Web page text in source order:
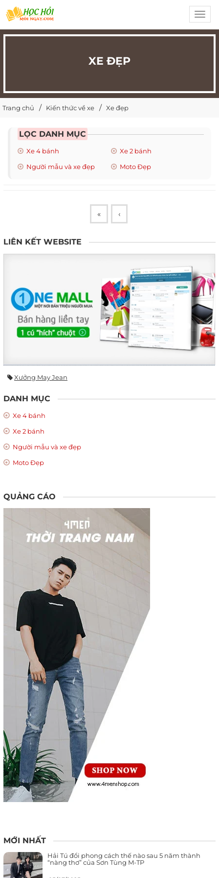
XE ĐẸP
Trang chủ Kiến thức về xe Xe đẹp
LỌC DANH MỤC
Xe 4 bánh
Xe 2 bánh
Người mẫu và xe đẹp
Moto Đẹp
« ‹
LIÊN KẾT WEBSITE
Xưởng May Jean
DANH MỤC
Xe 4 bánh
Xe 2 bánh
Người mẫu và xe đẹp
Moto Đẹp
QUẢNG CÁO
MỚI NHẤT
Hải Tú đổi phong cách thế nào sau 5 năm thành
“nàng thơ” của Sơn Tùng M-TP